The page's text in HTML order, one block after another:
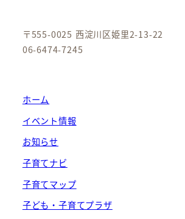
〒555-0025 西淀川区姫里2-13-22
06-6474-7245
ホーム
イベント情報
お知らせ
子育てナビ
子育てマップ
子ども・子育てプラザ